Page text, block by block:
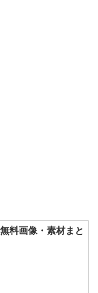
料画像・素材まと